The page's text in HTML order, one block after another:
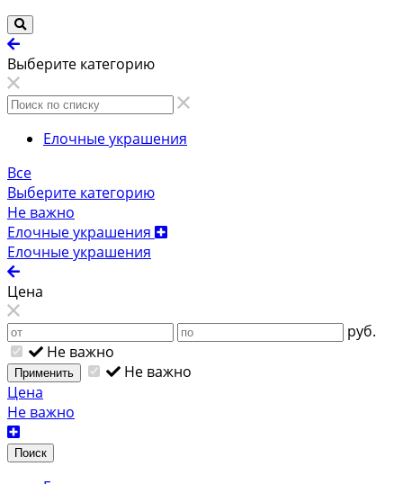
Выберите категорию
Елочные украшения
Все
Выберите категорию
Не важно
Елочные украшения
Елочные украшения
Цена
руб.
Не важно
Применить
Не важно
Цена
Не важно
Поиск